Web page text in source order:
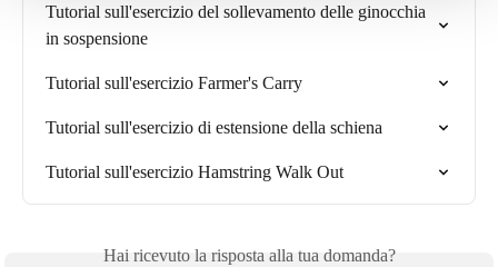
Tutorial sull'esercizio del sollevamento delle ginocchia
in sospensione
Tutorial sull'esercizio Farmer's Carry
Tutorial sull'esercizio di estensione della schiena
Tutorial sull'esercizio Hamstring Walk Out
Hai ricevuto la risposta alla tua domanda?